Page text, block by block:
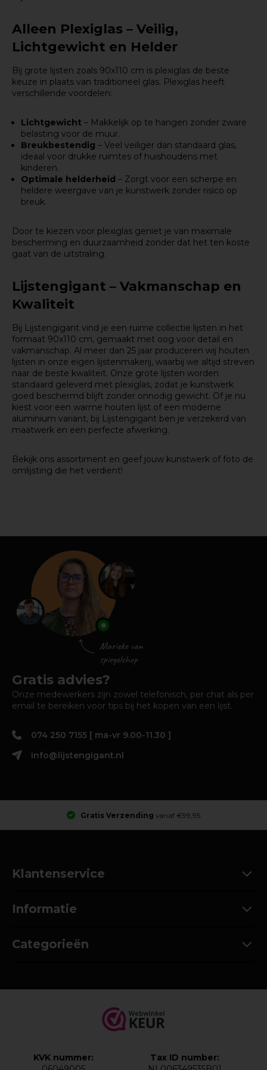
Alleen Plexiglas – Veilig,
Lichtgewicht en Helder
Bij grote lijsten zoals 90x110 cm is plexiglas de beste
keuze in plaats van traditioneel glas. Plexiglas heeft
verschillende voordelen:
Lichtgewicht – Makkelijk op te hangen zonder zware
belasting voor de muur.
Breukbestendig – Veel veiliger dan standaard glas,
ideaal voor drukke ruimtes of huishoudens met
kinderen.
Optimale helderheid – Zorgt voor een scherpe en
heldere weergave van je kunstwerk zonder risico op
breuk.
Door te kiezen voor plexiglas geniet je van maximale
bescherming en duurzaamheid zonder dat het ten koste
gaat van de uitstraling.
Lijstengigant – Vakmanschap en
Kwaliteit
Bij Lijstengigant vind je een ruime collectie lijsten in het
formaat 90x110 cm, gemaakt met oog voor detail en
vakmanschap. Al meer dan 25 jaar produceren wij houten
lijsten in onze eigen lijstenmakerij, waarbij we altijd streven
naar de beste kwaliteit. Onze grote lijsten worden
standaard geleverd met plexiglas, zodat je kunstwerk
goed beschermd blijft zonder onnodig gewicht. Of je nu
kiest voor een warme houten lijst of een moderne
aluminium variant, bij Lijstengigant ben je verzekerd van
maatwerk en een perfecte afwerking.
Bekijk ons assortiment en geef jouw kunstwerk of foto de
omlijsting die het verdient!
Gratis advies?
Onze medewerkers zijn zowel telefonisch, per chat als per
email te bereiken voor tips bij het kopen van een lijst.
074 250 7155 [ ma-vr 9.00-11.30 ]
info@lijstengigant.nl
Gratis Verzending vanaf €99,95
Klantenservice
Informatie
Categorieën
KVK nummer:
Tax ID number: